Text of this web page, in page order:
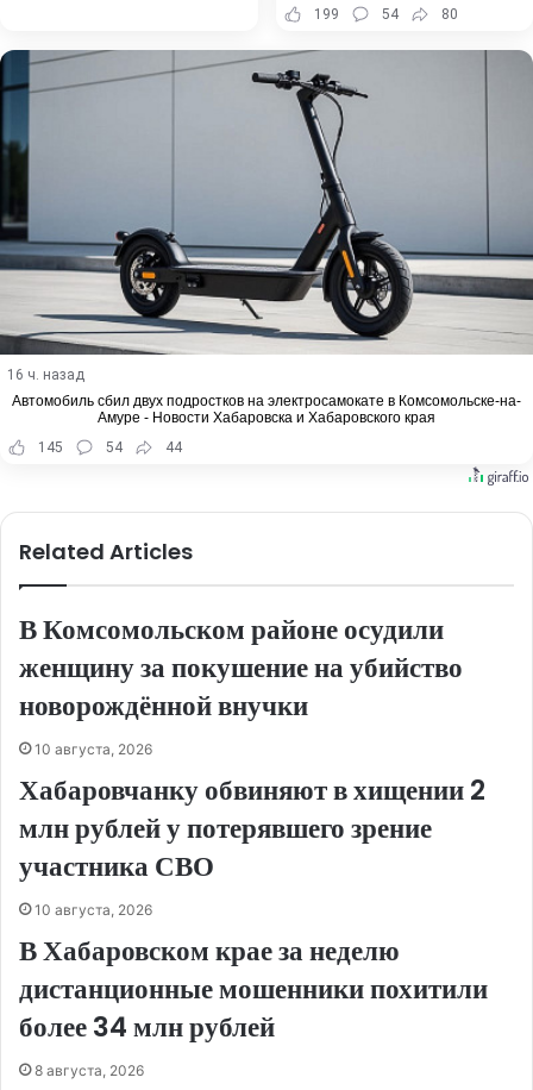
199 54 80
16 ч. назад
Автомобиль сбил двух подростков на электросамокате в Комсомольске-на-
Амуре - Новости Хабаровска и Хабаровского края
145
54 44
Related Articles
В Комсомольском районе осудили
женщину за покушение на убийство
новорождённой внучки
10 августа, 2026
Хабаровчанку обвиняют в хищении 2
млн рублей у потерявшего зрение
участника СВО
10 августа, 2026
В Хабаровском крае за неделю
дистанционные мошенники похитили
более 34 млн рублей
8 августа, 2026